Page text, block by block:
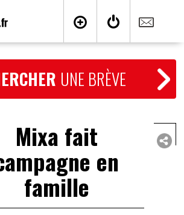
UNE BRÈVE
Mixa fait
en
famille